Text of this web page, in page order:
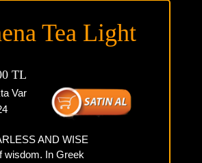
Tea Light
TL
Var
AND WISE
wisdom. In Greek